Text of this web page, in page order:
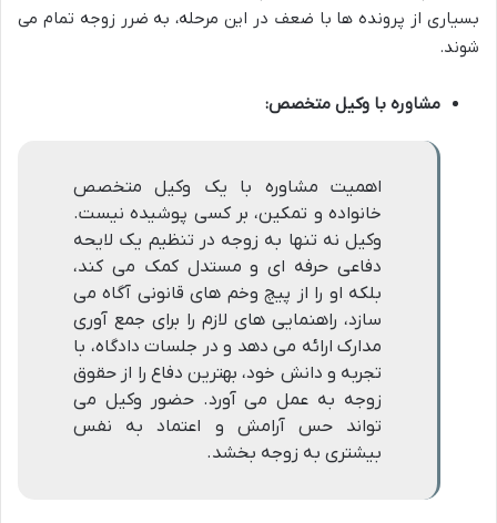
بسیاری از پرونده ها با ضعف در این مرحله، به ضرر زوجه تمام می
شوند.
مشاوره با وکیل متخصص:
اهمیت مشاوره با یک وکیل متخصص
خانواده و تمکین، بر کسی پوشیده نیست.
وکیل نه تنها به زوجه در تنظیم یک لایحه
دفاعی حرفه ای و مستدل کمک می کند،
بلکه او را از پیچ وخم های قانونی آگاه می
سازد، راهنمایی های لازم را برای جمع آوری
مدارک ارائه می دهد و در جلسات دادگاه، با
تجربه و دانش خود، بهترین دفاع را از حقوق
زوجه به عمل می آورد. حضور وکیل می
تواند حس آرامش و اعتماد به نفس
بیشتری به زوجه بخشد.